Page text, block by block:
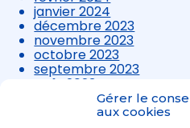
Gérer le
aux cookies
janvier 2024
décembre 2023
novembre 2023
octobre 2023
septembre 2023
août 2023
juillet 2023